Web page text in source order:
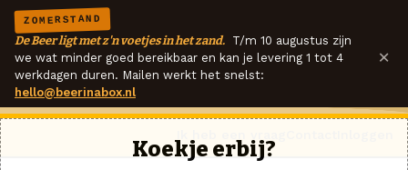
ZOMERSTAND
De Beer ligt met z'n voetjes in het zand. T/m 10 augustus zijn
we wat minder goed bereikbaar en kan je levering 1 tot 4
werkdagen duren. Mailen werkt het snelst:
hello@beerinabox.nl
×
Koekje erbij?